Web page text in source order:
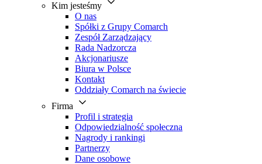
Kim jesteśmy
O nas
Spółki z Grupy Comarch
Zespół Zarządzający
Rada Nadzorcza
Akcjonariusze
Biura w Polsce
Kontakt
Oddziały Comarch na świecie
Firma
Profil i strategia
Odpowiedzialność społeczna
Nagrody i rankingi
Partnerzy
Dane osobowe